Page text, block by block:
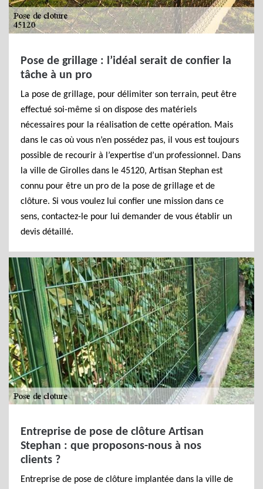
Pose de grillage : l’idéal serait de confier la
tâche à un pro
La pose de grillage, pour délimiter son terrain, peut être
effectué soi-même si on dispose des matériels
nécessaires pour la réalisation de cette opération. Mais
dans le cas où vous n’en possédez pas, il vous est toujours
possible de recourir à l’expertise d’un professionnel. Dans
la ville de Girolles dans le 45120, Artisan Stephan est
connu pour être un pro de la pose de grillage et de
clôture. Si vous voulez lui confier une mission dans ce
sens, contactez-le pour lui demander de vous établir un
devis détaillé.
Entreprise de pose de clôture Artisan
Stephan : que proposons-nous à nos
clients ?
Entreprise de pose de clôture implantée dans la ville de